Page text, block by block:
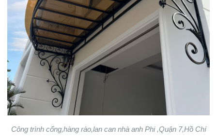
Công trình cổng,hàng rào,lan can nhà anh Phi ,Quận 7,Hồ Chí